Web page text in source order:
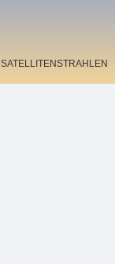
SATELLITENSTRAHLEN